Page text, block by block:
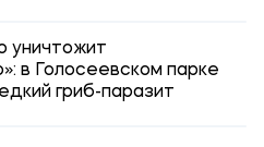
уничтожит
в Голосеевском парке
гриб-паразит